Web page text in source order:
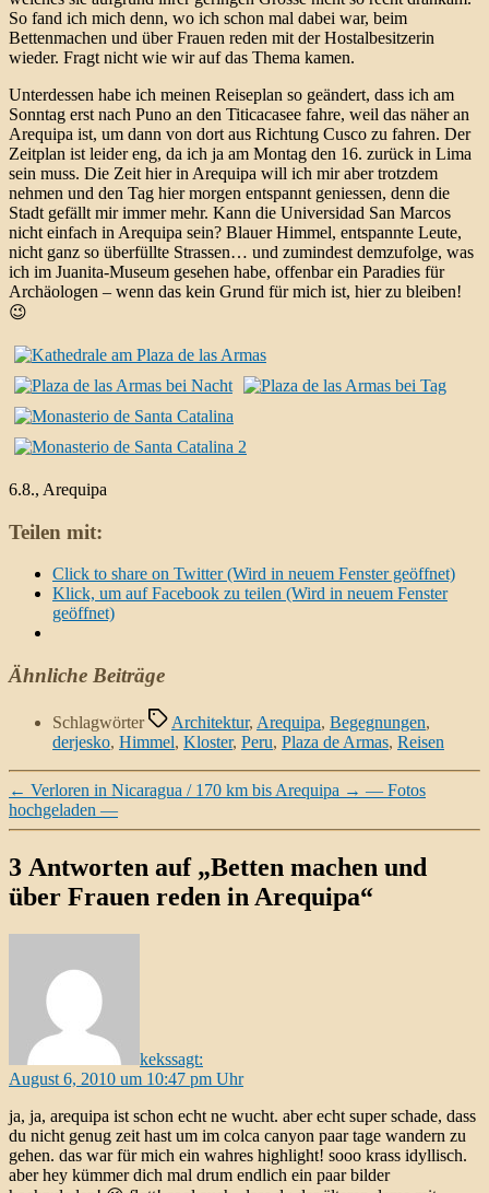
So fand ich mich denn, wo ich schon mal dabei war, beim
Bettenmachen und über Frauen reden mit der Hostalbesitzerin
wieder. Fragt nicht wie wir auf das Thema kamen.
Unterdessen habe ich meinen Reiseplan so geändert, dass ich am
Sonntag erst nach Puno an den Titicacasee fahre, weil das näher an
Arequipa ist, um dann von dort aus Richtung Cusco zu fahren. Der
Zeitplan ist leider eng, da ich ja am Montag den 16. zurück in Lima
sein muss. Die Zeit hier in Arequipa will ich mir aber trotzdem
nehmen und den Tag hier morgen entspannt geniessen, denn die
Stadt gefällt mir immer mehr. Kann die Universidad San Marcos
nicht einfach in Arequipa sein? Blauer Himmel, entspannte Leute,
nicht ganz so überfüllte Strassen… und zumindest demzufolge, was
ich im Juanita-Museum gesehen habe, offenbar ein Paradies für
Archäologen – wenn das kein Grund für mich ist, hier zu bleiben!
😉
6.8., Arequipa
Teilen mit:
Click to share on Twitter (Wird in neuem Fenster geöffnet)
Klick, um auf Facebook zu teilen (Wird in neuem Fenster
geöffnet)
Ähnliche Beiträge
Schlagwörter Architektur, Arequipa, Begegnungen,
derjesko, Himmel, Kloster, Peru, Plaza de Armas, Reisen
← Verloren in Nicaragua / 170 km bis Arequipa → — Fotos
hochgeladen —
3 Antworten auf „Betten machen und
über Frauen reden in Arequipa“
kekssagt:
August 6, 2010 um 10:47 pm Uhr
ja, ja, arequipa ist schon echt ne wucht. aber echt super schade, dass
du nicht genug zeit hast um im colca canyon paar tage wandern zu
gehen. das war für mich ein wahres highlight! sooo krass idyllisch.
aber hey kümmer dich mal drum endlich ein paar bilder